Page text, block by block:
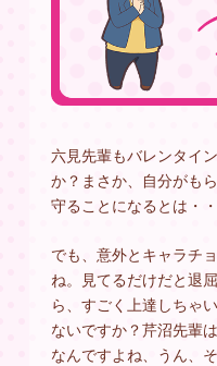
六見先輩もバレンタイ
か？まさか、自分がも
守ることになるとは・・
でも、意外とキャラチ
ね。見てるだけだと退
ら、すごく上達しちゃ
ないですか？芹沼先輩
なんですよね、うん、